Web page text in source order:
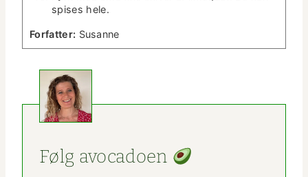
spis­es hele.
For­fat­ter: Susanne
Følg avo­ca­doen